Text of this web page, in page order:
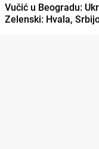
Vučić u Beogradu:
Zelenski: Hvala,